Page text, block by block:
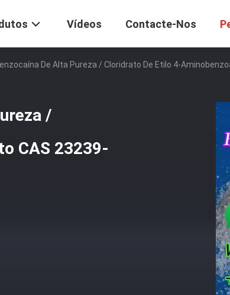
Vídeos Contacte-Nos
De Alta Pureza / Cloridrato De Etilo 4-
/
CAS 23239-